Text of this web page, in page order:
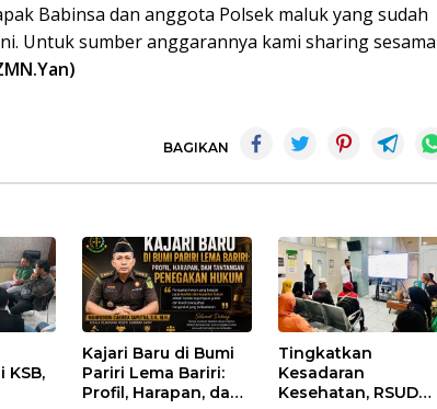
Babinsa dan anggota Polsek maluk yang sudah
Untuk sumber anggarannya kami sharing sesama
BAGIKAN
KSB,
Kajari Baru di Bumi
Pariri Lema Bariri:
Profil, Harapan, dan
Tingkatkan
Kesadaran
Kesehatan, RSUD